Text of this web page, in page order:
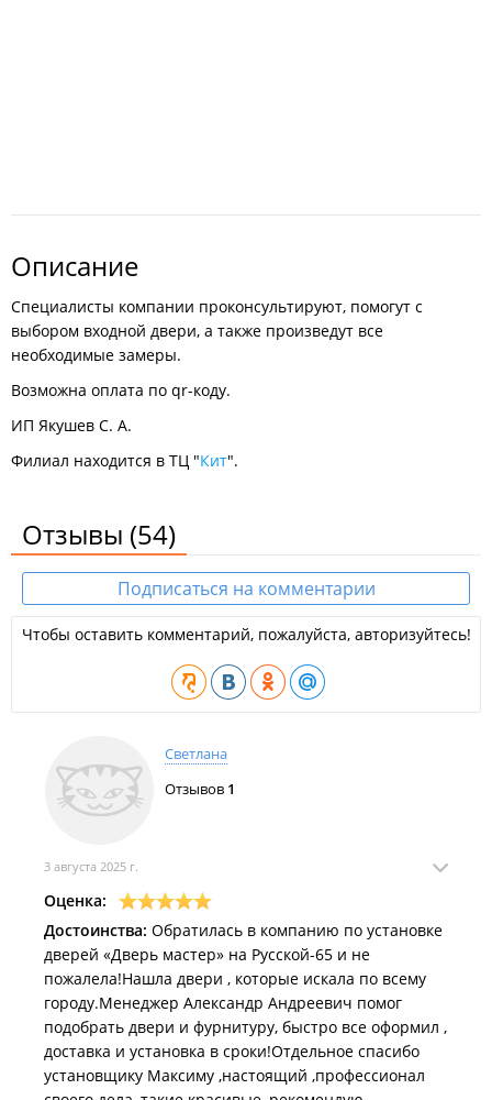
Описание
Специалисты компании проконсультируют, помогут с
выбором входной двери, а также произведут все
необходимые замеры.
Возможна оплата по qr-коду.
ИП Якушев С. А.
Филиал находится в ТЦ "Кит".
Отзывы (54)
Подписаться на комментарии
Чтобы оставить комментарий, пожалуйста, авторизуйтесь!
Светлана
Отзывов 1
3 августа 2025 г.
Оценка:
Достоинства: Обратилась в компанию по установке
дверей «Дверь мастер» на Русской-65 и не
пожалела!Нашла двери , которые искала по всему
городу.Менеджер Александр Андреевич помог
подобрать двери и фурнитуру, быстро все оформил ,
доставка и установка в сроки!Отдельное спасибо
установщику Максиму ,настоящий ,профессионал